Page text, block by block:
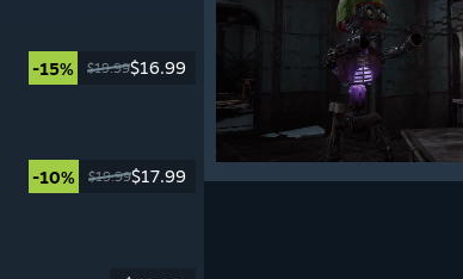
-15% $19.99$16.99
-10% $19.99$17.99